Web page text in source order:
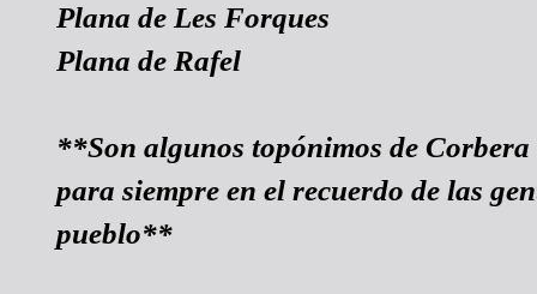
Plana de Les Forques
Plana de Rafel
**Son algunos topónimos de Corbera
para siempre en el recuerdo de las
pueblo**